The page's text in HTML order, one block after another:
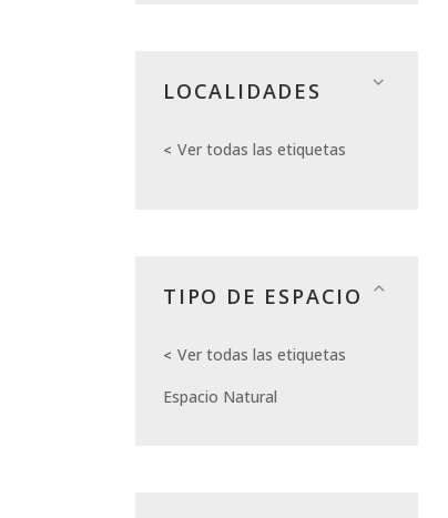
LOCALIDADES
Ver todas las etiquetas
TIPO DE ESPACIO
Ver todas las etiquetas
Espacio Natural